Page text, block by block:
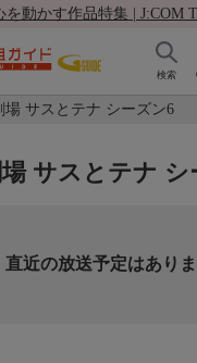
を動かす作品特集 | J:COM
検索
場 サスとテナ シーズン6
サスとテナ シ
直近の放送予定はあり